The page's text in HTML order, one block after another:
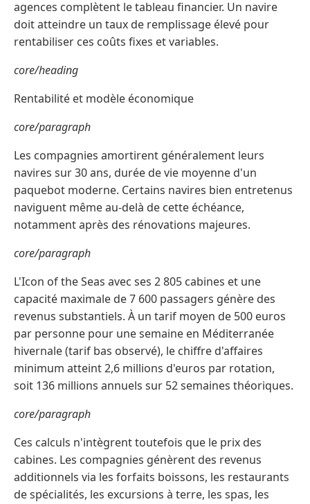
agences complètent le tableau financier. Un navire
doit atteindre un taux de remplissage élevé pour
rentabiliser ces coûts fixes et variables.
core/heading
Rentabilité et modèle économique
core/paragraph
Les compagnies amortirent généralement leurs
navires sur 30 ans, durée de vie moyenne d'un
paquebot moderne. Certains navires bien entretenus
naviguent même au-delà de cette échéance,
notamment après des rénovations majeures.
core/paragraph
L'Icon of the Seas avec ses 2 805 cabines et une
capacité maximale de 7 600 passagers génère des
revenus substantiels. À un tarif moyen de 500 euros
par personne pour une semaine en Méditerranée
hivernale (tarif bas observé), le chiffre d'affaires
minimum atteint 2,6 millions d'euros par rotation,
soit 136 millions annuels sur 52 semaines théoriques.
core/paragraph
Ces calculs n'intègrent toutefois que le prix des
cabines. Les compagnies génèrent des revenus
additionnels via les forfaits boissons, les restaurants
de spécialités, les excursions à terre, les spas, les